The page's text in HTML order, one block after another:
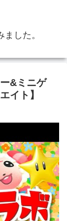
した。
&ミニゲ
イト】